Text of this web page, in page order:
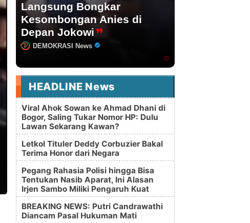
Langsung Bongkar
Kesombongan Anies di
Depan Jokowi
DEMOKRASI News
HEADLINE News
Viral Ahok Sowan ke Ahmad Dhani di
Bogor, Saling Tukar Nomor HP: Dulu
Lawan Sekarang Kawan?
Letkol Tituler Deddy Corbuzier Bakal
Terima Honor dari Negara
Pegang Rahasia Polisi hingga Bisa
Tentukan Nasib Aparat, Ini Alasan
Irjen Sambo Miliki Pengaruh Kuat
BREAKING NEWS: Putri Candrawathi
Diancam Pasal Hukuman Mati